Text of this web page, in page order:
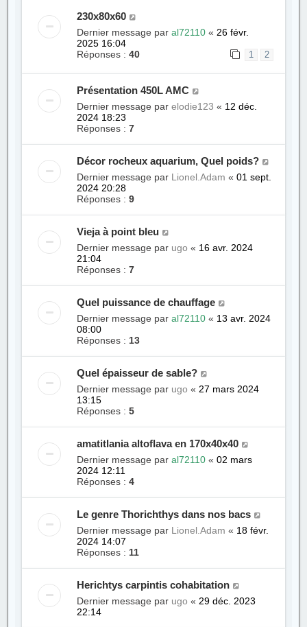
230x80x60
Dernier message paral72110 « 26 févr.
2025 16:04
Réponses :40 1 2
Présentation 450L AMC
Dernier message parelodie123 « 12 déc.
2024 18:23
Réponses :7
Décor rocheux aquarium, Quel poids?
Dernier message par Lionel.Adam «01 sept.
2024 20:28
Réponses :9
Vieja à point bleu
Dernier message par ugo « 16 avr. 2024
21:04
Réponses :7
Quel puissance de chauffage
Dernier message paral72110 « 13 avr. 2024
08:00
Réponses : 13
Quel épaisseur de sable?
Dernier message par ugo « 27 mars 2024
13:15
Réponses :5
amatitlania altoflava en 170x40x40
Dernier message paral72110 «02 mars
2024 12:11
Réponses :4
Le genre Thorichthys dans nos bacs
Dernier message par Lionel.Adam « 18 févr.
2024 14:07
Réponses : 11
Herichtys carpintis cohabitation
Dernier message par ugo « 29 déc. 2023
22:14